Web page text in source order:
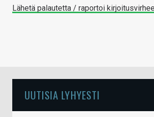
Lähetä palautetta / raportoi
UUTISIA LYHYESTI